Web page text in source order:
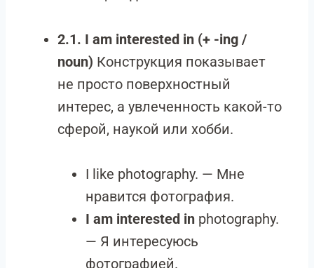
2.1. I am interested in (+ -ing /
noun) Конструкция показывает
не просто поверхностный
интерес, а увлеченность какой-то
сферой, наукой или хобби.
I like photography. — Мне
нравится фотография.
I am interested in photography.
— Я интересуюсь
фотографией.